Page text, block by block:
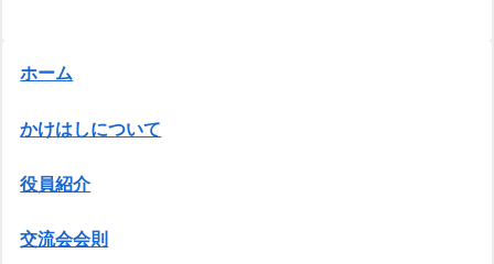
ホーム
かけはしについて
役員紹介
交流会会則